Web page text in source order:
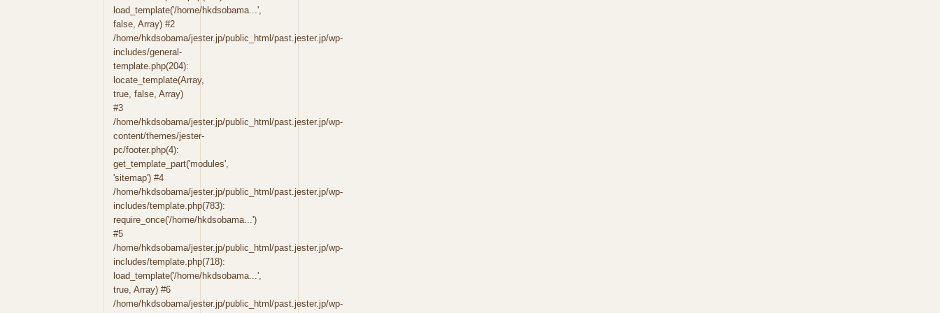
load_template('/home/hkdsobama...',
false, Array) #2
/home/hkdsobama/jester.jp/public_html/past.jester.jp/wp-
includes/general-
template.php(204):
locate_template(Array,
true, false, Array)
#3
/home/hkdsobama/jester.jp/public_html/past.jester.jp/wp-
content/themes/jester-
pc/footer.php(4):
get_template_part('modules',
'sitemap') #4
/home/hkdsobama/jester.jp/public_html/past.jester.jp/wp-
includes/template.php(783):
require_once('/home/hkdsobama...')
#5
/home/hkdsobama/jester.jp/public_html/past.jester.jp/wp-
includes/template.php(718):
load_template('/home/hkdsobama...',
true, Array) #6
/home/hkdsobama/jester.jp/public_html/past.jester.jp/wp-